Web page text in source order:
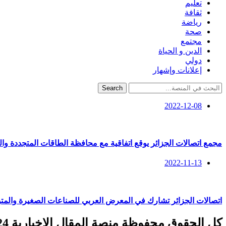
تعليم
ثقافة
رياضة
صحة
مجتمع
الدين و الحياة
دولي
إعلانات وإشهار
Search
2022-12-08
مجمع اتصالات الجزائر يوقع اتفاقية مع محافظة الطاقات المتجددة
2022-11-13
اتصالات الجزائر تشارك في المعرض العربي للصناعات الصغيرة
كل الحقوق محفوظة منصة المقال الإخبارية 2024 ©